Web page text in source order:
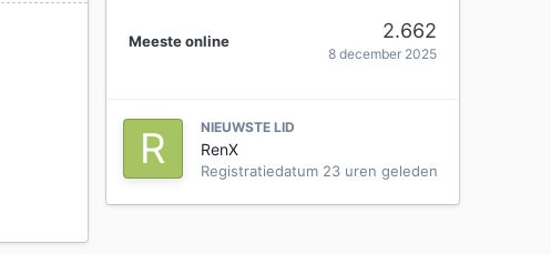
Meeste online 2.662
8 december 2025
NIEUWSTE LID
RenX
Registratiedatum 23 uren geleden